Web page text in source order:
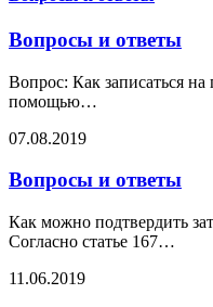
Вопросы и ответы
Вопрос: Как записаться
помощью…
07.08.2019
Вопросы и ответы
Как можно подтвердить
Согласно статье 167…
11.06.2019